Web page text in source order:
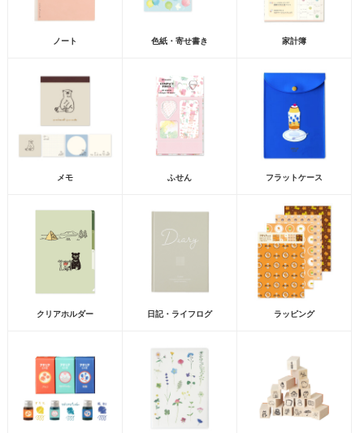
ノート 色紙・寄せ書き 家計簿
メモ ふせん フラットケース
クリアホルダー 日記・ライフログ ラッピング